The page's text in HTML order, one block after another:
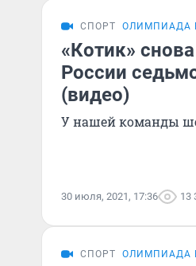
СПОРТ ОЛИМПИАДА
«Котик»
России
(видео)
У нашей команды
30 июля, 2021, 17:36 13
СПОРТ ОЛИМПИАДА